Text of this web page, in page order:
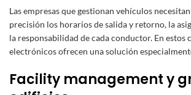
Las empresas que gestionan vehículos
precisión los horarios de salida y retorno, la
la responsabilidad de cada conductor. En estos
electrónicos ofrecen una solución
Facility management y